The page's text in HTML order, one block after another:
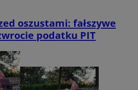
oszustami: fałszywe
podatku PIT